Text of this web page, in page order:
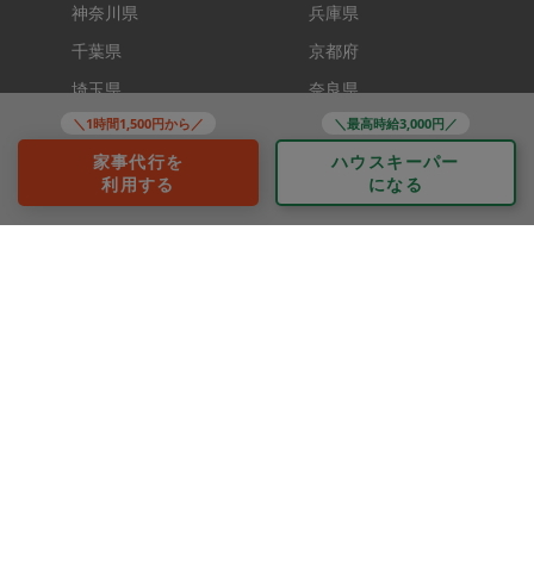
＼1時間1,500円から／
家事代行を
利用する
＼最高時給3,000円／
ハウスキーパー
になる
神奈川県
千葉県
埼玉県
九州
福岡県
兵庫県
京都府
奈良県
滋賀県
コンテンツ